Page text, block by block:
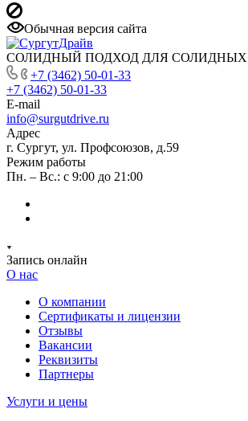
Обычная версия сайта
СОЛИДНЫЙ ПОДХОД ДЛЯ СОЛИДНЫХ
+7 (3462) 50-01-33
+7 (3462) 50-01-33
E-mail
info@surgutdrive.ru
Адрес
г. Сургут, ул. Профсоюзов, д.59
Режим работы
Пн. – Вс.: с 9:00 до 21:00
Запись онлайн
О нас
О компании
Сертификаты и лицензии
Отзывы
Вакансии
Реквизиты
Партнеры
Услуги и цены